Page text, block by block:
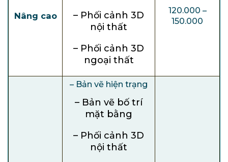
Nâng cao
– Phối cảnh 3D
nội thất
– Phối cảnh 3D
ngoại thất
120.000 –
150.000
– Bản vẽ hiện trạng
– Bản vẽ bố trí
mặt bằng
– Phối cảnh 3D
nội thất